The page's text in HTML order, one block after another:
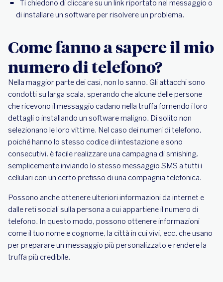
Ti chiedono di cliccare su un link riportato nel messaggio o
di installare un software per risolvere un problema.
Come fanno a sapere il mio
numero di telefono?
Nella maggior parte dei casi, non lo sanno. Gli attacchi sono
condotti su larga scala, sperando che alcune delle persone
che ricevono il messaggio cadano nella truffa fornendo i loro
dettagli o installando un software maligno. Di solito non
selezionano le loro vittime. Nel caso dei numeri di telefono,
poiché hanno lo stesso codice di intestazione e sono
consecutivi, è facile realizzare una campagna di smishing,
semplicemente inviando lo stesso messaggio SMS a tutti i
cellulari con un certo prefisso di una compagnia telefonica.
Possono anche ottenere ulteriori informazioni da internet e
dalle reti sociali sulla persona a cui appartiene il numero di
telefono. In questo modo, possono ottenere informazioni
come il tuo nome e cognome, la città in cui vivi, ecc. che usano
per preparare un messaggio più personalizzato e rendere la
truffa più credibile.